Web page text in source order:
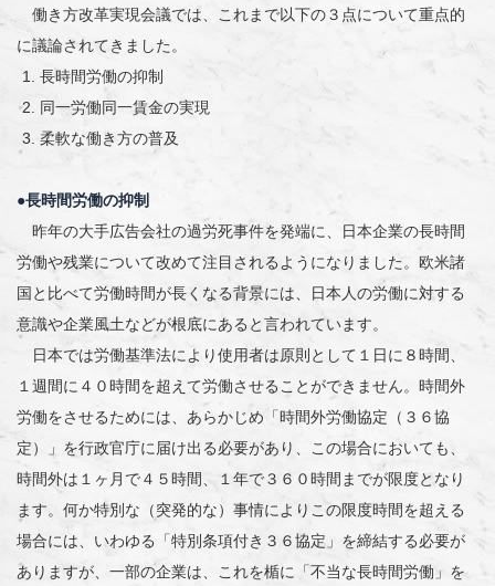
働き方改革実現会議では、これまで以下の３点について重点的
に議論されてきました。
長時間労働の抑制
同一労働同一賃金の実現
柔軟な働き方の普及
●長時間労働の抑制
昨年の大手広告会社の過労死事件を発端に、日本企業の長時間
労働や残業について改めて注目されるようになりました。欧米諸
国と比べて労働時間が長くなる背景には、日本人の労働に対する
意識や企業風土などが根底にあると言われています。
日本では労働基準法により使用者は原則として１日に８時間、
１週間に４０時間を超えて労働させることができません。時間外
労働をさせるためには、あらかじめ「時間外労働協定（３６協
定）」を行政官庁に届け出る必要があり、この場合においても、
時間外は１ヶ月で４５時間、１年で３６０時間までが限度となり
ます。何か特別な（突発的な）事情によりこの限度時間を超える
場合には、いわゆる「特別条項付き３６協定」を締結する必要が
ありますが、一部の企業は、これを楯に「不当な長時間労働」を